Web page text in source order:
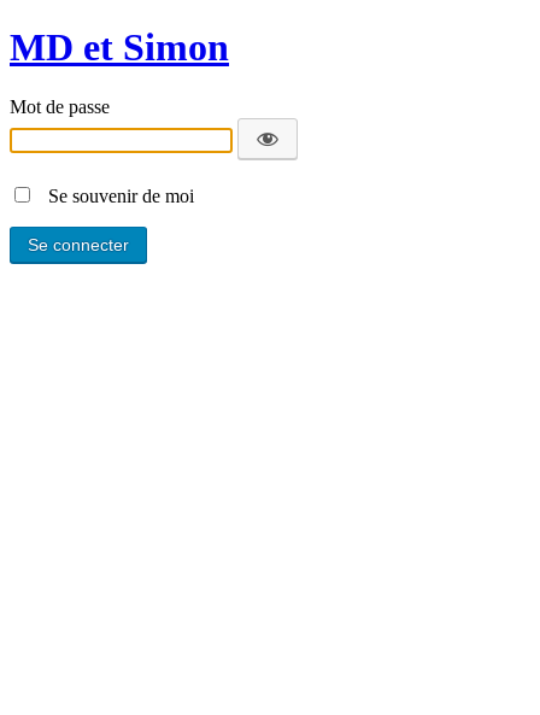
MD et Simon
Mot de passe
Se souvenir de moi